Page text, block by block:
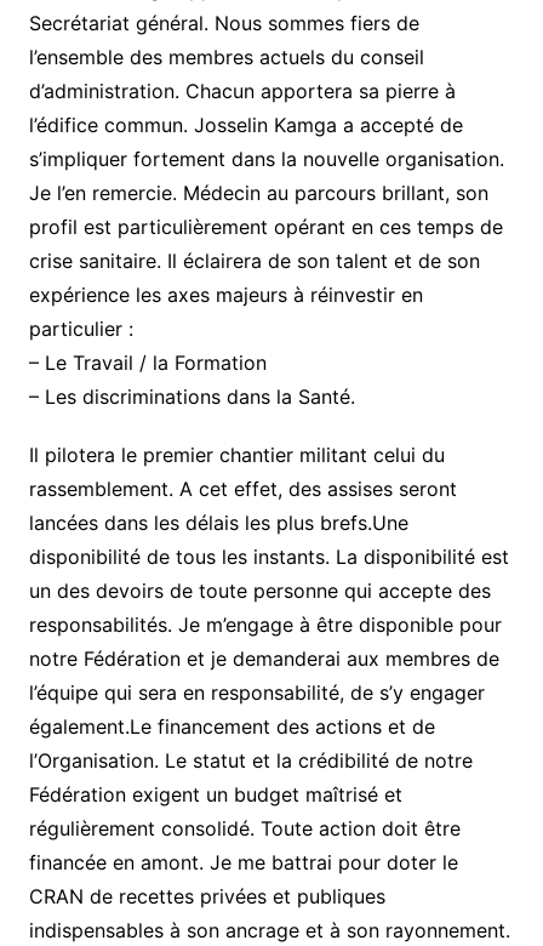
Secrétariat général. Nous sommes fiers de
l’ensemble des membres actuels du conseil
d’administration. Chacun apportera sa pierre à
l’édifice commun. Josselin Kamga a accepté de
s’impliquer fortement dans la nouvelle organisation.
Je l’en remercie. Médecin au parcours brillant, son
profil est particulièrement opérant en ces temps de
crise sanitaire. Il éclairera de son talent et de son
expérience les axes majeurs à réinvestir en
particulier :
– Le Travail / la Formation
– Les discriminations dans la Santé.
Il pilotera le premier chantier militant celui du
rassemblement. A cet effet, des assises seront
lancées dans les délais les plus brefs.Une
disponibilité de tous les instants. La disponibilité est
un des devoirs de toute personne qui accepte des
responsabilités. Je m’engage à être disponible pour
notre Fédération et je demanderai aux membres de
l’équipe qui sera en responsabilité, de s’y engager
également.Le financement des actions et de
l’Organisation. Le statut et la crédibilité de notre
Fédération exigent un budget maîtrisé et
régulièrement consolidé. Toute action doit être
financée en amont. Je me battrai pour doter le
CRAN de recettes privées et publiques
indispensables à son ancrage et à son rayonnement.